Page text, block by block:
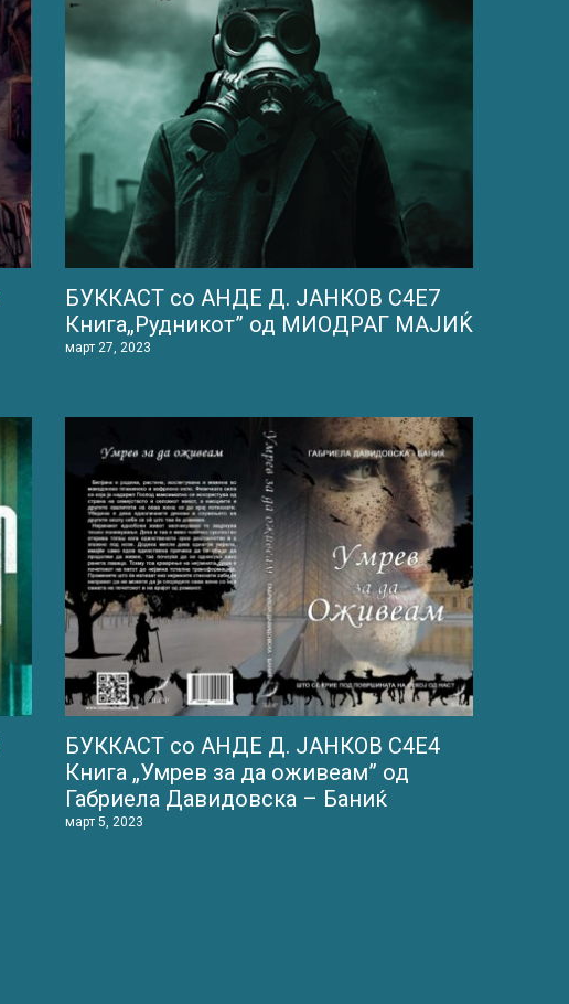
БУККАСТ со АНДЕ Д. ЈАНКОВ С4Е7
Книга„Рудникот” од МИОДРАГ МАJИЌ
март 27, 2023
БУККАСТ со АНДЕ Д. ЈАНКОВ С4Е4
Книга „Умрев за да оживеам” од
Габриела Давидовска – Баниќ
март 5, 2023